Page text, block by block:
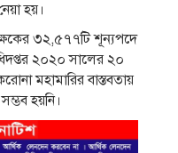
হয়।
৩২,৫৭৭টি শূন্যপদে
২০২০ সালের ২০
মহামারির বাস্তবতায়
হয়নি।